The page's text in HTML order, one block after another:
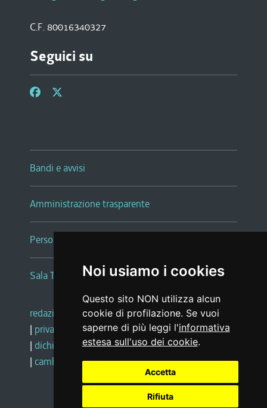
Noi usiamo i cookies
Questo sito NON utilizza alcun
cookie di profilazione. Se vuoi
saperne di più leggi l'informativa
estesa sull'uso dei cookie.
Accetta
Rifiuta
C.F. 80016340327
Seguici su
Bandi e avvisi
Amministrazione trasparente
Persone e Uffici
Sala Tiziano Tessitori
redazione web |note legali |glossario
| privacy
social media policy
| dichiarazione di accessibilità |feedback
| cambio preferenze cookie
Realizzato da